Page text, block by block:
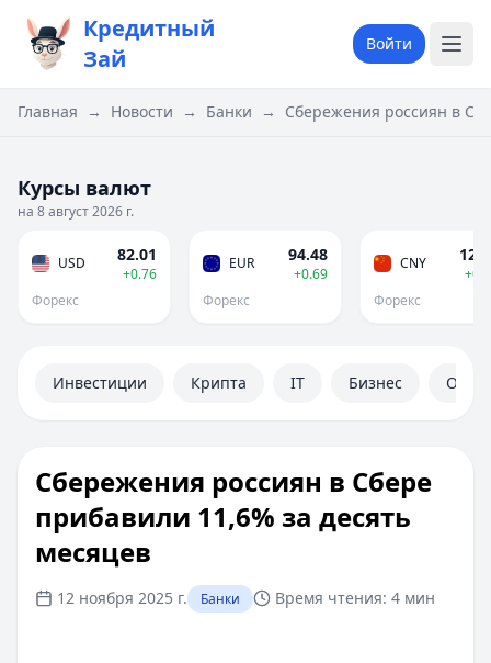
Кредитный
Зай
Войти
Главная → Новости → Банки → Сбережения россиян в
Курсы валют
на 8 август 2026 г.
USD 82.01
+0.76
Форекс
EUR 94.48
+0.69
Форекс
CNY
Форекс
Инвестиции Крипта IT Бизнес
Сбережения россиян в Сбере
прибавили 11,6% за десять
месяцев
12 ноября 2025 г. Банки Время чтения: 4 мин